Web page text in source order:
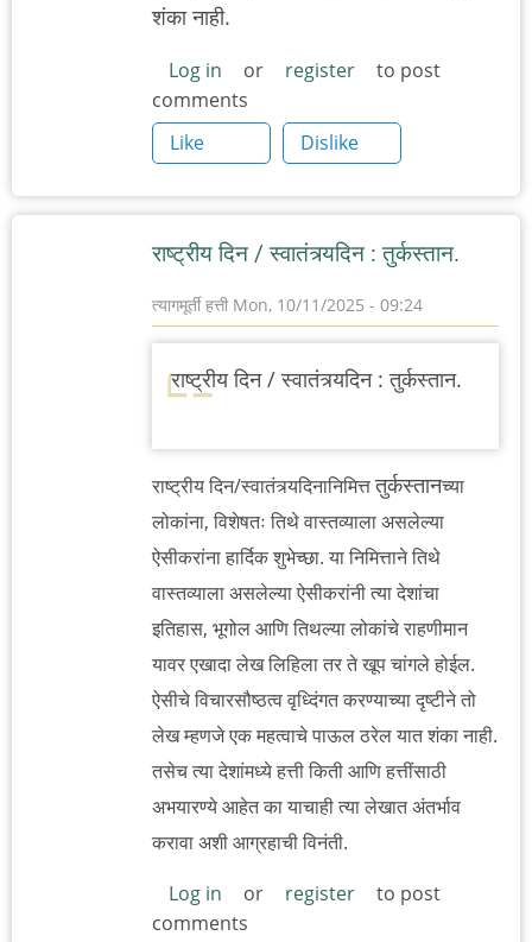
शंका नाही.
Log in or register
to post
comments
Like
Dislike
राष्ट्रीय दिन / स्वातंत्र्यदिन : तुर्कस्तान.
त्यागमूर्ती हत्ती Mon, 10/11/2025 - 09:24
राष्ट्रीय दिन / स्वातंत्र्यदिन : तुर्कस्तान.
राष्ट्रीय दिन/स्वातंत्र्यदिनानिमित्ततुर्कस्तानच्या
लोकांना, विशेषतः तिथे वास्तव्याला असलेल्या
ऐसीकरांना हार्दिक शुभेच्छा. या निमित्ताने तिथे
वास्तव्याला असलेल्या ऐसीकरांनी त्या देशांचा
इतिहास, भूगोल आणि तिथल्या लोकांचे राहणीमान
यावर एखादा लेख लिहिला तर ते खूप चांगले होईल.
ऐसीचे विचारसौष्ठत्व वृध्दिंगत करण्याच्या दृष्टीने तो
लेख म्हणजे एक महत्वाचे पाऊल ठरेल यात शंका नाही.
तसेच त्या देशांमध्ये हत्ती किती आणि हत्तींसाठी
अभयारण्ये आहेत का याचाही त्या लेखात अंतर्भाव
करावा अशी आग्रहाची विनंती.
Log in
or register
to post
comments